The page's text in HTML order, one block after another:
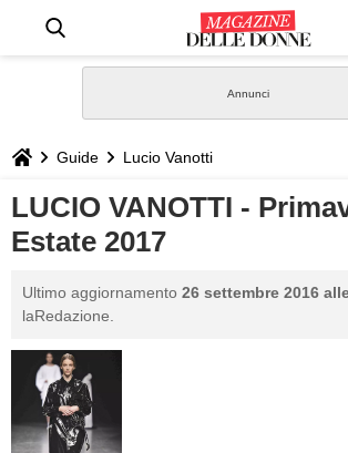
STILE
BIOGRAFIE
DEFINIZIONI
GASTRONOMIA
CAPELLI
Guide Lucio Vanotti
LUCIO VANOTTI -
Estate 2017
Ultimo aggiornamento 26 settembre 2016
laRedazione.